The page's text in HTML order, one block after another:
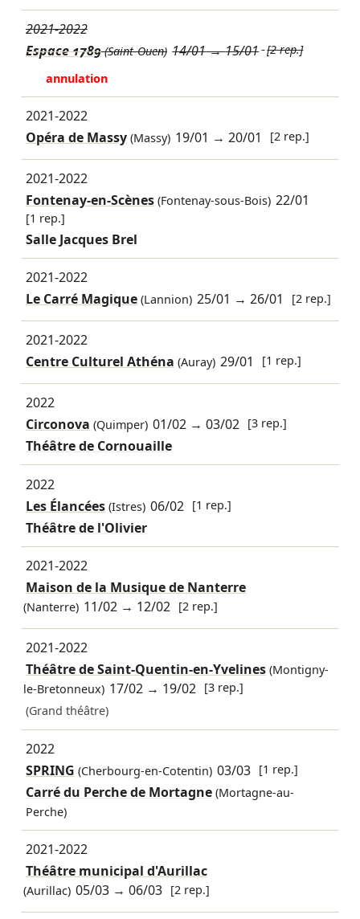
2021-2022
Espace 1789(Saint-Ouen) 14/01→15/01 [2 rep.]
annulation
2021-2022
Opéra de Massy(Massy) 19/01 →20/01 [2 rep.]
2021-2022
Fontenay-en-Scènes(Fontenay-sous-Bois) 22/01
[1 rep.]
Salle Jacques Brel
2021-2022
Le Carré Magique(Lannion) 25/01 →26/01 [2 rep.]
2021-2022
Centre Culturel Athéna (Auray) 29/01 [1 rep.]
2022
Circonova (Quimper) 01/02 →03/02 [3 rep.]
Théâtre de Cornouaille
2022
Les Élancées(Istres) 06/02 [1 rep.]
Théâtre de l'Olivier
2021-2022
Maison de la Musique de Nanterre
(Nanterre) 11/02 → 12/02 [2 rep.]
2021-2022
Théâtre de Saint-Quentin-en-Yvelines(Montigny-
le-Bretonneux) 17/02 → 19/02 [3 rep.]
(Grand théâtre)
2022
SPRING (Cherbourg-en-Cotentin) 03/03 [1 rep.]
Carré du Perche de Mortagne (Mortagne-au-
Perche)
2021-2022
Théâtre municipal d'Aurillac
(Aurillac) 05/03 →06/03 [2 rep.]